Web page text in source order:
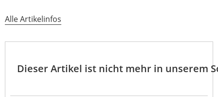
Alle Artikelinfos
Dieser Artikel ist nicht mehr in unserem